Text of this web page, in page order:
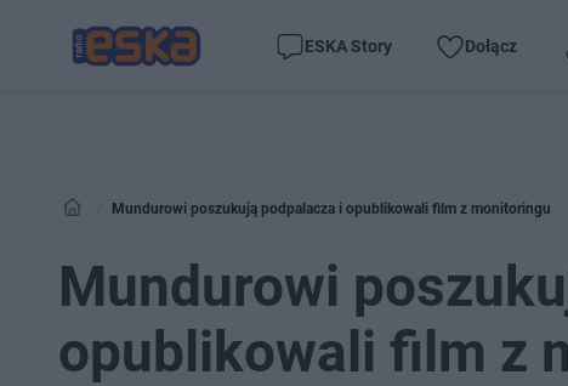
ESKA Story Dołącz
Mundurowi poszukują podpalacza i opublikowali film z monitoringu
Mundurowi
opublikowali film z